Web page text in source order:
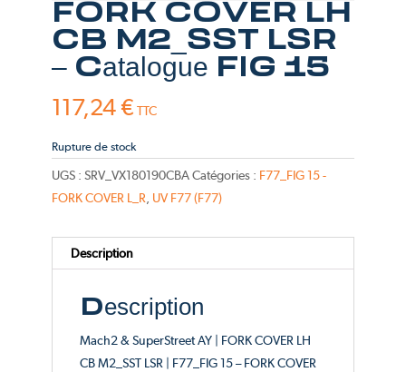
FORK COVER LH
CB M2_SST LSR
– Catalogue FIG 15
117,24€ TTC
Rupture de stock
UGS : SRV_VX180190CBA Catégories : F77_FIG 15 -
FORK COVER L_R, UV F77 (F77)
Description
Description
Mach2 & SuperStreet AY | FORK COVER LH
CB M2_SST LSR | F77_FIG 15 – FORK COVER